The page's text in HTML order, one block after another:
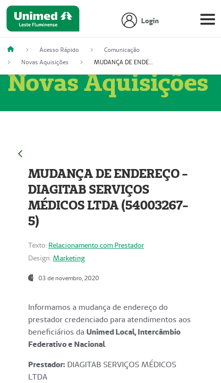
Login
Acesso Rápido
Comunicação
Novas Aquisições
MUDANÇA DE ENDEREÇO - DIAGITAB SERVIÇOS MÉDICOS LTDA (54003267-5)
Novas Aquisições
MUDANÇA DE ENDEREÇO -
DIAGITAB SERVIÇOS
MÉDICOS LTDA (54003267-
5)
Texto: Relacionamento com Prestador
Design: Marketing
03 de novembro, 2020
Informamos a mudança de endereço do
prestador credenciado para atendimentos aos
beneficiários da Unimed Local, Intercâmbio
Federativo e Nacional.
Prestador: DIAGITAB SERVIÇOS MÉDICOS
LTDA